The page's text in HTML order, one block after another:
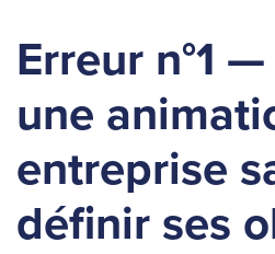
Erreur n°1
une
entreprise
définir ses